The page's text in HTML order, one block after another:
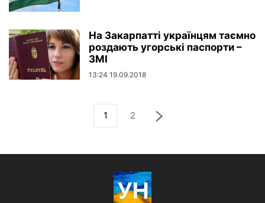
На Закарпатті українцям таємно
роздають угорські паспорти –
ЗМІ
13:24 19.09.2018
1 2